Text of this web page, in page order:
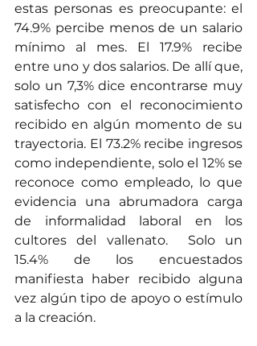
estas personas es preocupante: el
74.9% percibe menos de un salario
mínimo al mes. El 17.9% recibe
entre uno y dos salarios. De allí que,
solo un 7,3% dice encontrarse muy
satisfecho con el reconocimiento
recibido en algún momento de su
trayectoria. El 73.2% recibe ingresos
como independiente, solo el 12% se
reconoce como empleado, lo que
evidencia una abrumadora carga
de informalidad laboral en los
cultores del vallenato.  Solo un
15.4% de los encuestados
manifiesta haber recibido alguna
vez algún tipo de apoyo o estímulo
a la creación.